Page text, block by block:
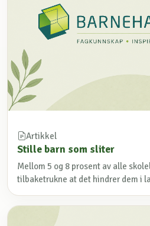
Artikkel
Stille barn som sliter
Mellom 5 og 8 prosent av alle
tilbaketrukne at det hindrer dem i